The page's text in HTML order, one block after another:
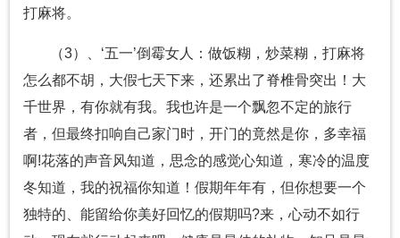
打麻将。
（3）、‘五一’倒霉女人：做饭糊，炒菜糊，打麻将
怎么都不胡，大假七天下来，还累出了脊椎骨突出！大
千世界，有你就有我。我也许是一个飘忽不定的旅行
者，但最终扣响自己家门时，开门的竟然是你，多幸福
啊!花落的声音风知道，思念的感觉心知道，寒冷的温度
冬知道，我的祝福你知道！假期年年有，但你想要一个
独特的、能留给你美好回忆的假期吗?来，心动不如行